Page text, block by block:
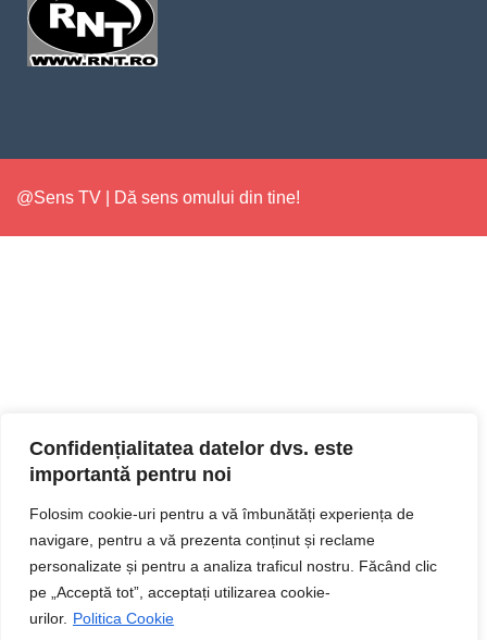
Confidențialitatea datelor dvs. este
importantă pentru noi
Folosim cookie-uri pentru a vă îmbunătăți experiența de
navigare, pentru a vă prezenta conținut și reclame
personalizate și pentru a analiza traficul nostru. Făcând clic
pe „Acceptă tot”, acceptați utilizarea cookie-
urilor. Politica Cookie
@Sens TV | Dă sens omului din tine!